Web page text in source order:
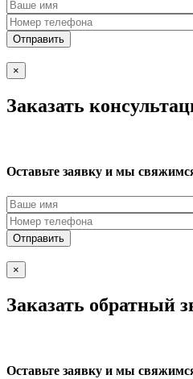
×
Заказать
Оставьте заявку и мы
×
Заказать обратный
Оставьте заявку и мы